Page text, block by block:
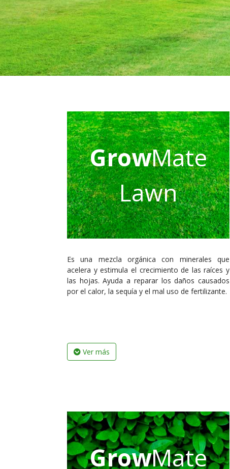
GrowMate
Lawn
Es una mezcla orgánica con minerales que
acelera y estimula el crecimiento de las raíces y
las hojas. Ayuda a reparar los daños causados
por el calor, la sequía y el mal uso de fertilizante.
Ver más
GrowMate